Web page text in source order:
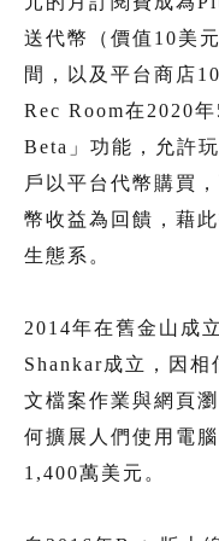
送代幣（價值10美
間，以及平台商店
Rec Room在2020
Beta」功能，允許
戶以平台代幣購買
幣收益為回饋，藉
生態系。
2014年在舊金山成
Shankar成立，因相
文檔案作業與網頁
何擴展人們使用電
1,400萬美元。